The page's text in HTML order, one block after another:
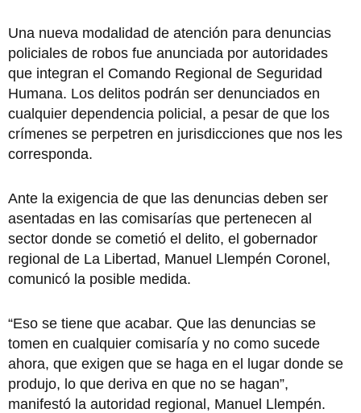
Una nueva modalidad de atención para denuncias
policiales de robos fue anunciada por autoridades
que integran el Comando Regional de Seguridad
Humana. Los delitos podrán ser denunciados en
cualquier dependencia policial, a pesar de que los
crímenes se perpetren en jurisdicciones que nos les
corresponda.
Ante la exigencia de que las denuncias deben ser
asentadas en las comisarías que pertenecen al
sector donde se cometió el delito, el gobernador
regional de La Libertad, Manuel Llempén Coronel,
comunicó la posible medida.
“Eso se tiene que acabar. Que las denuncias se
tomen en cualquier comisaría y no como sucede
ahora, que exigen que se haga en el lugar donde se
produjo, lo que deriva en que no se hagan”,
manifestó la autoridad regional, Manuel Llempén.